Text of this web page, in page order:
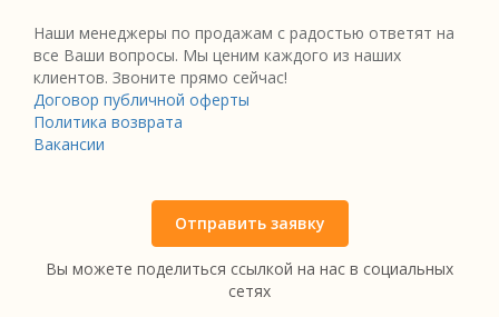
Наши менеджеры по продажам с радостью ответят на
все Ваши вопросы. Мы ценим каждого из наших
клиентов. Звоните прямо сейчас!
Договор публичной оферты
Политика возврата
Вакансии
Отправить заявку
Вы можете поделиться ссылкой на нас в социальных
сетях